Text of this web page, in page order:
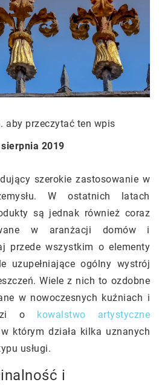
aby przeczytać ten wpis
2019
szerokie zastosowanie w
W ostatnich latach
są jednak również coraz
w aranżacji domów i
przede wszystkim o elementy
uzupełniające ogólny wystrój
Wiele z nich to ozdobne
w nowoczesnych kuźniach i
o kowalstwo artystyczne
którym działa kilka uznanych
usługi.
i